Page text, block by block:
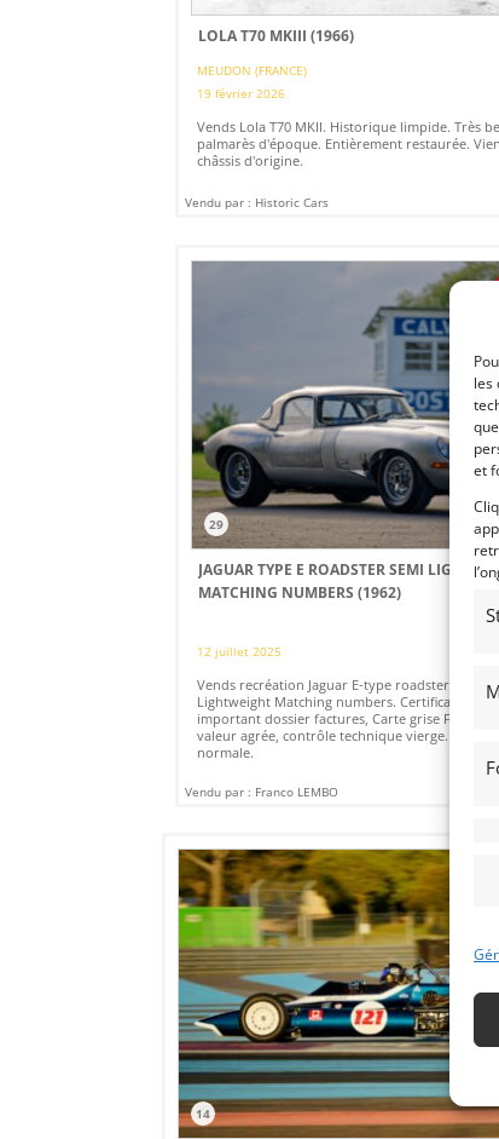
les
et
LOLA T70 MKIII (1966)
MEUDON (FRANCE)
19 février 2026
Vends Lola T70 MKII. Historique limpide. Très
palmarès d'époque. Entièrement restaurée.
châssis d'origine.
Vendu par : Historic Cars
29
JAGUAR TYPE E ROADSTER SEMI
MATCHING NUMBERS (1962)
12 juillet 2025
Vends recréation Jaguar E-type roadster 1962
Lightweight Matching numbers. Certificat
important dossier factures, Carte grise
valeur agrée, contrôle technique vierge. Carte
normale.
Vendu par : Franco LEMBO
14